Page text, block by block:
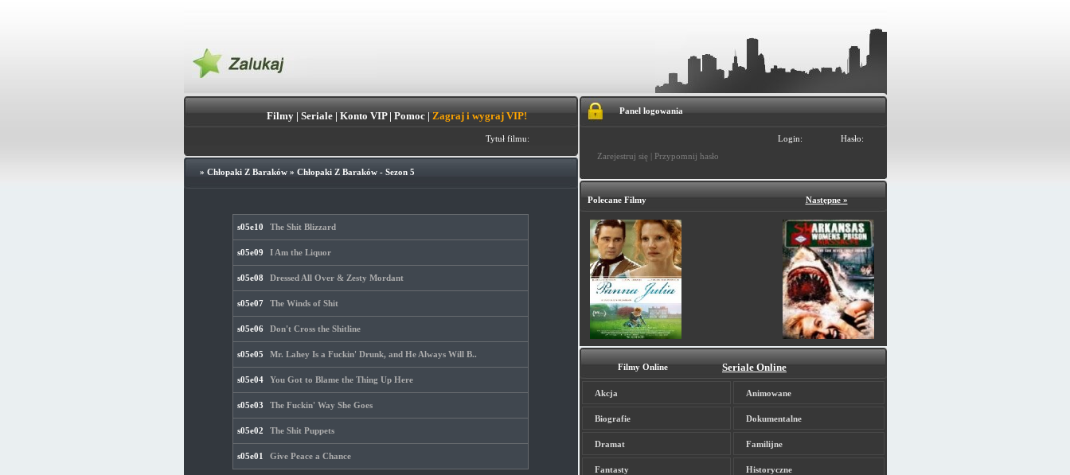
Filmy| Seriale| Konto VIP| Pomoc| Zagraj i wygraj VIP!
Tytuł filmu:
» Chłopaki Z Baraków» Chłopaki Z Baraków - Sezon 5
s05e10 The Shit Blizzard
s05e09 I Am the Liquor
s05e08 Dressed All Over & Zesty Mordant
s05e07 The Winds of Shit
s05e06 Don't Cross the Shitline
s05e05 Mr. Lahey Is a Fuckin' Drunk, and He Always Will B..
s05e04 You Got to Blame the Thing Up Here
s05e03 The Fuckin' Way She Goes
s05e02 The Shit Puppets
s05e01 Give Peace a Chance
Panel logowania
Login:
Hasło:
Zarejestruj się | Przypomnij hasło
Polecane Filmy Następne »
Filmy Online Seriale Online
Akcja Animowane
Biografie Dokumentalne
Dramat Familijne
Fantasty Historyczne